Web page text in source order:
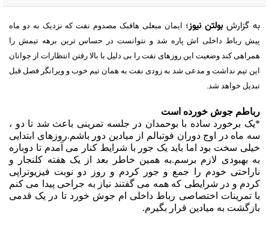
به گزارشبولتن نیوز؛ ایمان مبعلی هافبک مصدوم نفت که نزدیک به دو ماه
پیش رباط داخلی اش پاره شد و نتوانست در حساس ترین برهه تیمش را
همراهی کند وضعیت این روزهای نفت را بی دلیل با بالا رفتن انتظارات از جوانان
این تیم نداشت و مدعی شد به زودی نفت به همان تیم خوب و ویرانگر فصل قبل
تبدیل خواهد شد.
رباطم جوش خورده است
*یک برخورد ساده با بوحمدان در جلسه تمرینی باعث شد تا دو ،
سه ماه در اوج دوران فوتبالم از میادین دور باشم.روزهای ابتدایی
خیلی سخت بود اما باید یک جور با شرایط کنار می آمدم تا دوباره
به بهبودی لازم برسم.به همین خاطر بعد از یک هفته کلنجار و
ناراحتی خودم را جمع و جور کردم و روز دو نوبت فیزیوتراپی
کردم و در شرایطی که همه می گفتند نیاز به جراحی پیدا می کنم
با تمرینات اختصاصی رباط داخلی ام جوش خورد تا در یک قدمی
بازگشت به میادین قرار بگیرم.